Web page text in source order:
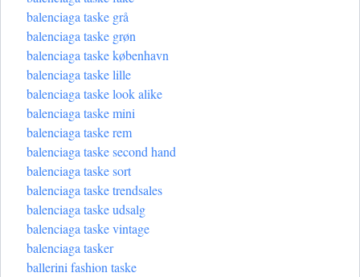
balenciaga taske grå
balenciaga taske grøn
balenciaga taske københavn
balenciaga taske lille
balenciaga taske look alike
balenciaga taske mini
balenciaga taske rem
balenciaga taske second hand
balenciaga taske sort
balenciaga taske trendsales
balenciaga taske udsalg
balenciaga taske vintage
balenciaga tasker
ballerini fashion taske